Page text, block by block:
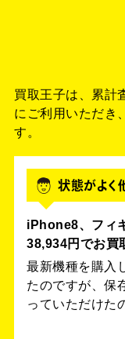
買取王子は、累計
にご利用いただき
す。
状態がよく
iPhone8、フィ
38,934円でお買
最新機種を購入
たのですが、保
っていただけた